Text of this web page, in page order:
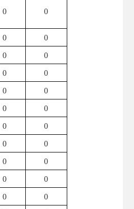
0 0
0 0
0 0
0 0
0 0
0 0
0 0
0 0
0 0
0 0
0 0